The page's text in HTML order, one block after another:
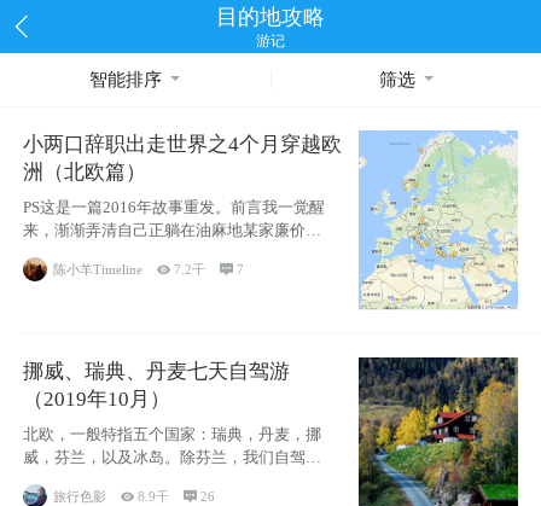
目的地攻略
游记
智能排序 筛选
小两口辞职出走世界之4个月穿越欧
洲（北欧篇）
PS这是一篇2016年故事重发。前言我一觉醒
来，渐渐弄清自己正躺在油麻地某家廉价宾
馆
陈小羊Timeline 7.2千 7
挪威、瑞典、丹麦七天自驾游
（2019年10月）
北欧，一般特指五个国家：瑞典，丹麦，挪
威，芬兰，以及冰岛。除芬兰，我们自驾游
旅行色影 8.9千 26